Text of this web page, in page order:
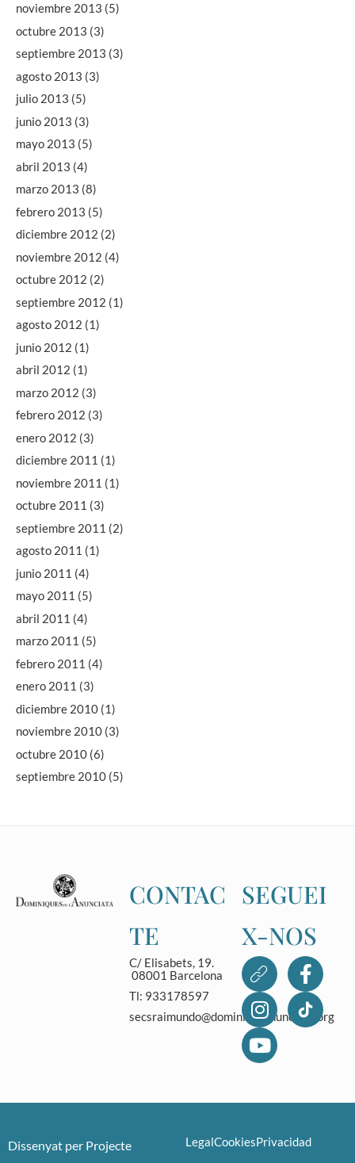
noviembre 2013 (5)
octubre 2013 (3)
septiembre 2013 (3)
agosto 2013 (3)
julio 2013 (5)
junio 2013 (3)
mayo 2013 (5)
abril 2013 (4)
marzo 2013 (8)
febrero 2013 (5)
diciembre 2012 (2)
noviembre 2012 (4)
octubre 2012 (2)
septiembre 2012 (1)
agosto 2012 (1)
junio 2012 (1)
abril 2012 (1)
marzo 2012 (3)
febrero 2012 (3)
enero 2012 (3)
diciembre 2011 (1)
noviembre 2011 (1)
octubre 2011 (3)
septiembre 2011 (2)
agosto 2011 (1)
junio 2011 (4)
mayo 2011 (5)
abril 2011 (4)
marzo 2011 (5)
febrero 2011 (4)
enero 2011 (3)
diciembre 2010 (1)
noviembre 2010 (3)
octubre 2010 (6)
septiembre 2010 (5)
CONTAC
TE
C/ Elisabets, 19.
08001 Barcelona
Tl: 933178597
secsraimundo@dominicasanunciata.org
SEGUEI
X-NOS
Dissenyat per Projecte
LegalCookiesPrivacidad